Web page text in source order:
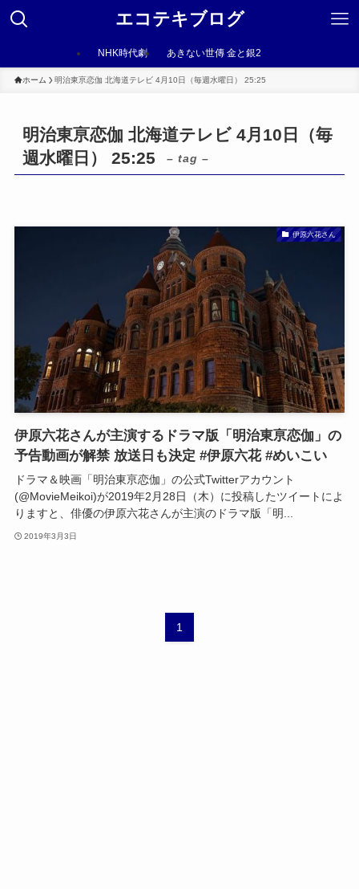
エコテキブログ
NHK時代劇 あきない世傳 金と銀2
ホーム 明治東亰恋伽 北海道テレビ 4月10日（毎週水曜日） 25:25
明治東亰恋伽 北海道テレビ 4月10日（毎
週水曜日） 25:25
– tag –
伊原六花さん
伊原六花さんが主演するドラマ版「明治東亰恋伽」の
予告動画が解禁 放送日も決定 #伊原六花 #めいこい
ドラマ＆映画「明治東亰恋伽」の公式Twitterアカウント
(@MovieMeikoi)が2019年2月28日（木）に投稿したツイートによ
りますと、俳優の伊原六花さんが主演のドラマ版「明...
2019年3月3日
1